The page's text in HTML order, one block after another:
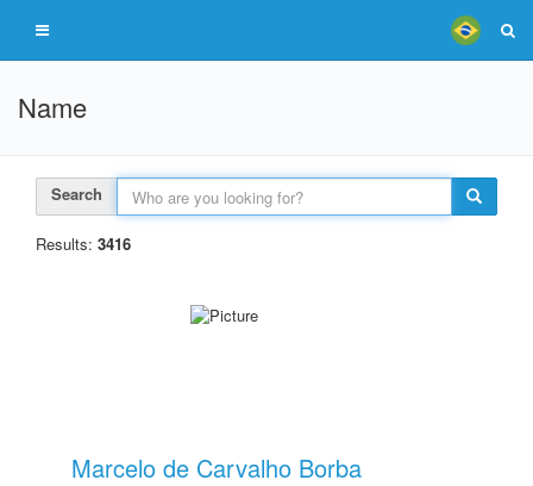
Name
Search
Results: 3416
Marcelo de Carvalho Borba